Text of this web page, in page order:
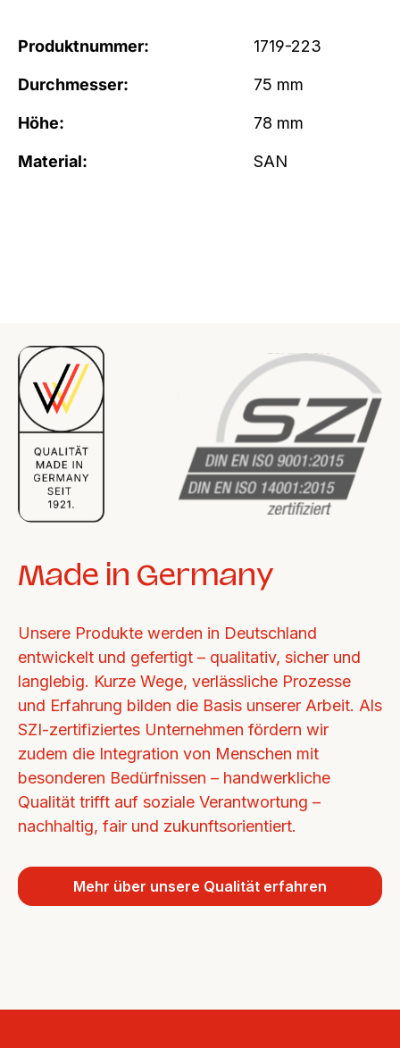
Produktnummer: 1719-223
Durchmesser: 75 mm
Höhe: 78 mm
Material: SAN
Made in Germany
Unsere Produkte werden in Deutschland
entwickelt und gefertigt – qualitativ, sicher und
langlebig. Kurze Wege, verlässliche Prozesse
und Erfahrung bilden die Basis unserer Arbeit. Als
SZI-zertifiziertes Unternehmen fördern wir
zudem die Integration von Menschen mit
besonderen Bedürfnissen – handwerkliche
Qualität trifft auf soziale Verantwortung –
nachhaltig, fair und zukunftsorientiert.
Mehr über unsere Qualität erfahren